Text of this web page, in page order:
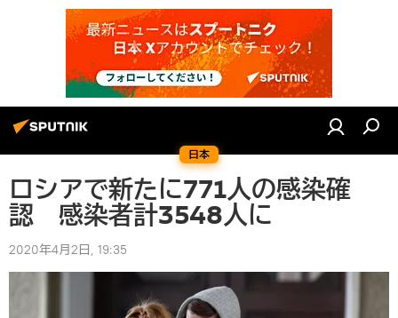
日本
ロシアで新たに771人の感染確
認 感染者計3548人に
2020年4月2日, 19:35